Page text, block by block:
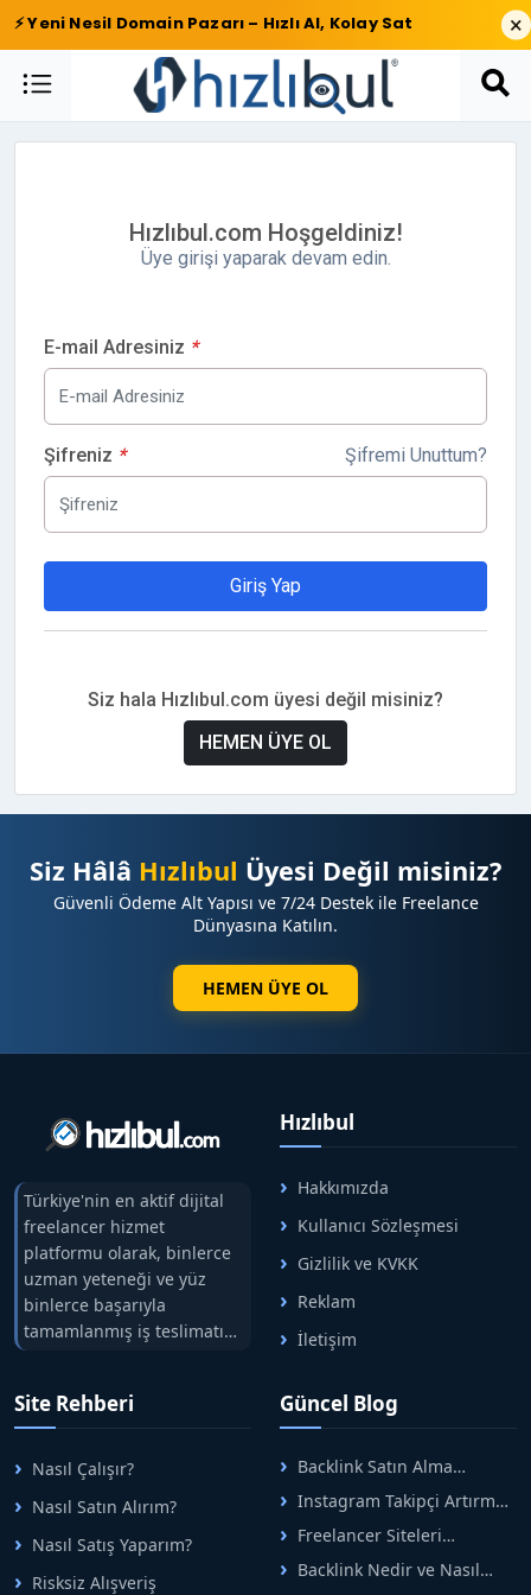
⚡ Yeni Nesil Domain Pazarı – Hızlı Al, Kolay Sat ×
Hızlıbul.com Hoşgeldiniz!
Üye girişi yaparak devam edin.
E-mail Adresiniz *
Şifremi Unuttum?
Şifreniz *
Giriş Yap
Siz hala Hızlıbul.com üyesi değil misiniz?
HEMEN ÜYE OL
Siz Hâlâ Hızlıbul Üyesi Değil misiniz?
Güvenli Ödeme Alt Yapısı ve 7/24 Destek ile Freelance
Dünyasına Katılın.
HEMEN ÜYE OL
Türkiye'nin en aktif dijital
freelancer hizmet
platformu olarak, binlerce
uzman yeteneği ve yüz
binlerce başarıyla
tamamlanmış iş teslimatını
tek çatıda buluşturuyoruz.
arasındaki süreci risksiz
alışveriş sistemi ile koruyan
ticaretin güvenli
adreslerinden birisidir.
Hızlıbul
Hakkımızda
Kullanıcı Sözleşmesi
Gizlilik ve KVKK
Reklam
İletişim
Site Rehberi
Nasıl Çalışır?
Nasıl Satın Alırım?
Nasıl Satış Yaparım?
Risksiz Alışveriş
Güncel Blog
Backlink Satın Alma
Rehberi: Güvenli SEO İçin
Doğru Adımlar
Instagram Takipçi Artırma
Yöntemleri: Organik Büyüme
Rehberi
Freelancer Siteleri
Arasında Doğru Seçim Nasıl
Yapılır
Backlink Nedir ve Nasıl